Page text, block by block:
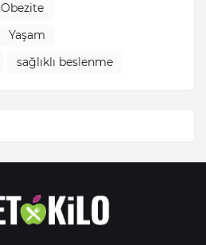
Obezite
Yaşam
sağlıklı beslenme